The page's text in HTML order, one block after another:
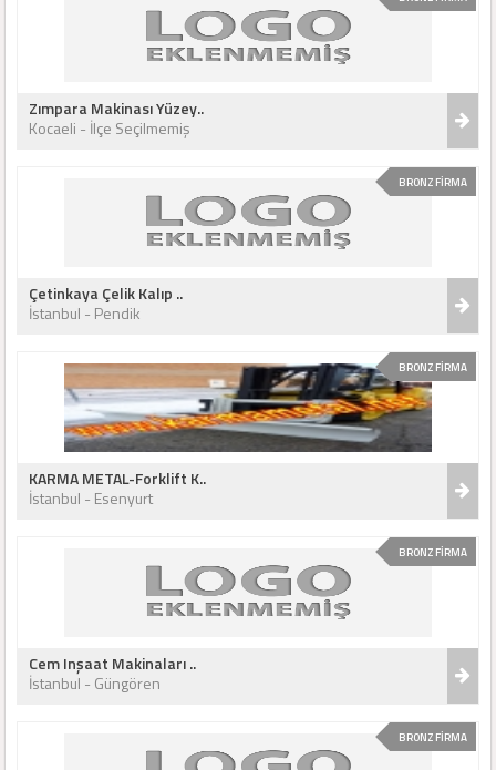
Zımpara Makinası Yüzey..
Kocaeli - İlçe Seçilmemiş
BRONZ FİRMA
Çetinkaya Çelik Kalıp ..
İstanbul - Pendik
BRONZ FİRMA
KARMA METAL-Forklift K..
İstanbul - Esenyurt
BRONZ FİRMA
Cem Inşaat Makinaları ..
İstanbul - Güngören
BRONZ FİRMA